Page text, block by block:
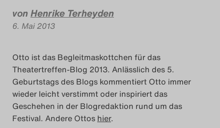
Das Theatertreffen-
Das Theatertreffen-
Das Theatertreffen-
Das Theatertreffen-
vonHenrike Terheyden
6. Mai 2013
Otto ist das Begleitmaskottchen für das
Theatertreffen-Blog 2013. Anlässlich des 5.
Geburtstags des Blogs kommentiert Otto immer
wieder leicht verstimmt oder inspiriert das
Geschehen in der Blogredaktion rund um das
Festival. Andere Ottos hier.